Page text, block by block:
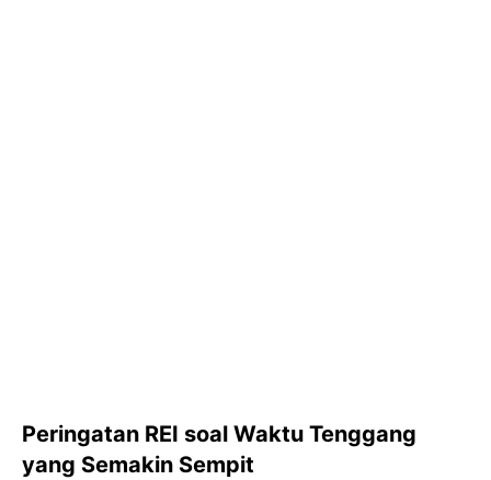
Peringatan REI soal Waktu Tenggang
yang Semakin Sempit